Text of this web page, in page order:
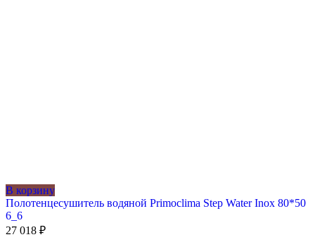
В корзину
Полотенцесушитель водяной Primoclima Step Water Inox 80*50
6_6
27 018 ₽